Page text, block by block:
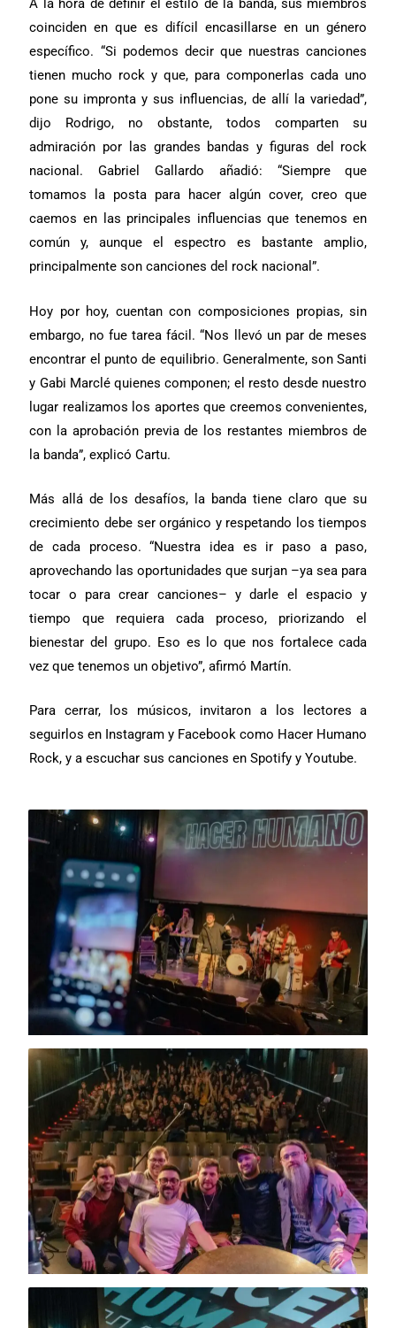
A la hora de definir el estilo de la banda, sus miembros
coinciden en que es difícil encasillarse en un género
específico. “Si podemos decir que nuestras canciones
tienen mucho rock y que, para componerlas cada uno
pone su impronta y sus influencias, de allí la variedad”,
dijo Rodrigo, no obstante, todos comparten su
admiración por las grandes bandas y figuras del rock
nacional. Gabriel Gallardo añadió: “Siempre que
tomamos la posta para hacer algún cover, creo que
caemos en las principales influencias que tenemos en
común y, aunque el espectro es bastante amplio,
principalmente son canciones del rock nacional”.
Hoy por hoy, cuentan con composiciones propias, sin
embargo, no fue tarea fácil. “Nos llevó un par de meses
encontrar el punto de equilibrio. Generalmente, son Santi
y Gabi Marclé quienes componen; el resto desde nuestro
lugar realizamos los aportes que creemos convenientes,
con la aprobación previa de los restantes miembros de
la banda”, explicó Cartu.
Más allá de los desafíos, la banda tiene claro que su
crecimiento debe ser orgánico y respetando los tiempos
de cada proceso. “Nuestra idea es ir paso a paso,
aprovechando las oportunidades que surjan –ya sea para
tocar o para crear canciones– y darle el espacio y
tiempo que requiera cada proceso, priorizando el
bienestar del grupo. Eso es lo que nos fortalece cada
vez que tenemos un objetivo”, afirmó Martín.
Para cerrar, los músicos, invitaron a los lectores a
seguirlos en Instagram y Facebook como Hacer Humano
Rock, y a escuchar sus canciones en Spotify y Youtube.